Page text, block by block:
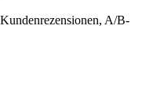
A/B-